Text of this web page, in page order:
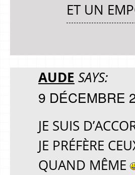
ET UN
AUDE SAYS:
9 DÉCEMBRE
JE SUIS
JE PRÉFÈRE
QUAND MÊME